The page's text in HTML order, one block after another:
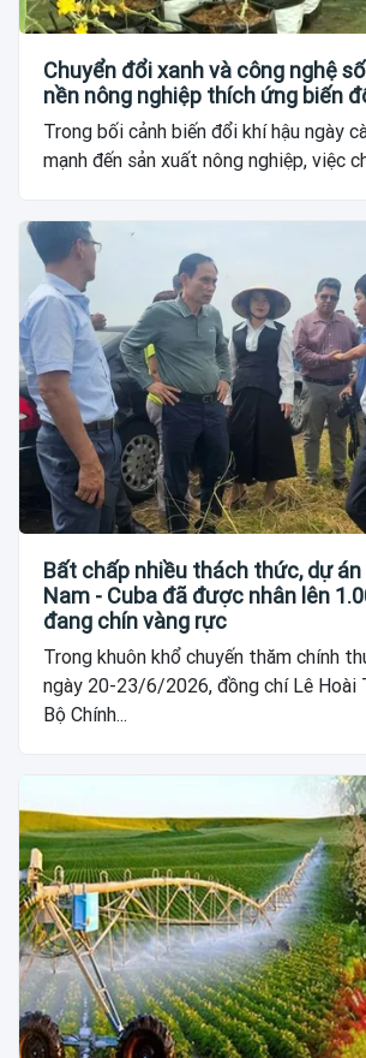
Chuyển đổi xanh và công nghệ
nền nông nghiệp thích ứng biến
Trong bối cảnh biến đổi khí hậu ngày
mạnh đến sản xuất nông nghiệp, việc
Bất chấp nhiều thách thức, dự án
Nam - Cuba đã được nhân lên
đang chín vàng rực
Trong khuôn khổ chuyến thăm chính
ngày 20-23/6/2026, đồng chí Lê Hoài
Bộ Chính...